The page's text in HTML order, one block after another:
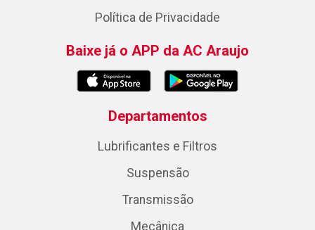
Política de Privacidade
Baixe já o APP da AC Araujo
Departamentos
Lubrificantes e Filtros
Suspensão
Transmissão
Mecânica